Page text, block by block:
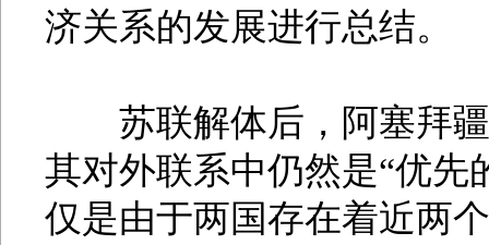
济关系的发展进行总结。
苏联解体后，阿塞拜疆
其对外联系中仍然是“优先
仅是由于两国存在着近两